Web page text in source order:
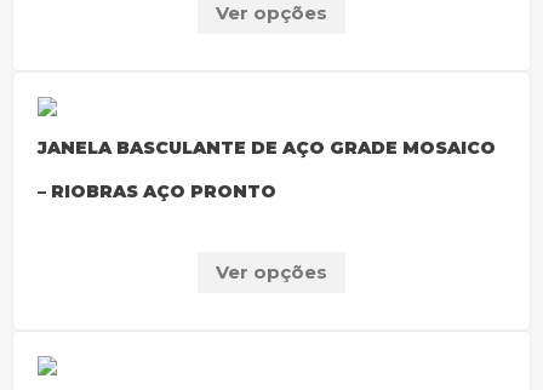
Ver opções
JANELA BASCULANTE DE AÇO GRADE MOSAICO
– RIOBRAS AÇO PRONTO
Ver opções